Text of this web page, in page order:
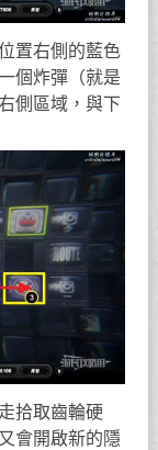
置右側的藍色
個炸彈（就是
側區域，與下
拾取齒輪硬
會開啟新的隱